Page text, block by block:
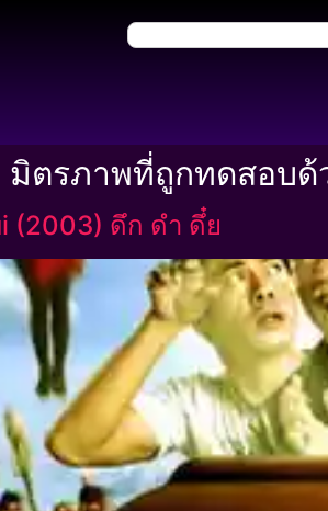
มิตรภาพที่ถูกทดสอบด้
(2003) ดึก ดำ ดึ๋ย